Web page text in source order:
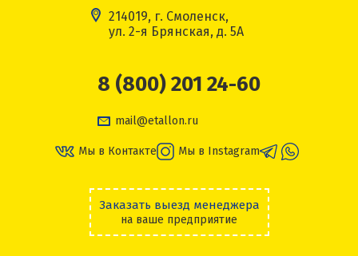
214019, г. Смоленск,
ул. 2-я Брянская, д. 5А
8 (800) 201 24-60
mail@etallon.ru
Мы в Контакте Мы в Instagram
Заказать выезд менеджера
на ваше предприятие